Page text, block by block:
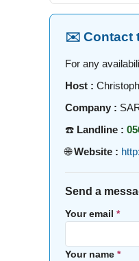
✉️ Contact
For any
Host :
Company :
☎️ Landline :
🌐Website :
Send a
Your email *
Your name *